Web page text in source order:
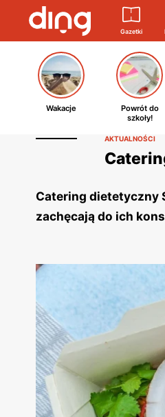
Gazetki
Wakacje
Powrót do
szkoły!
AKTUALNOŚCI
Catering dietetyczny
zachęcają do ich